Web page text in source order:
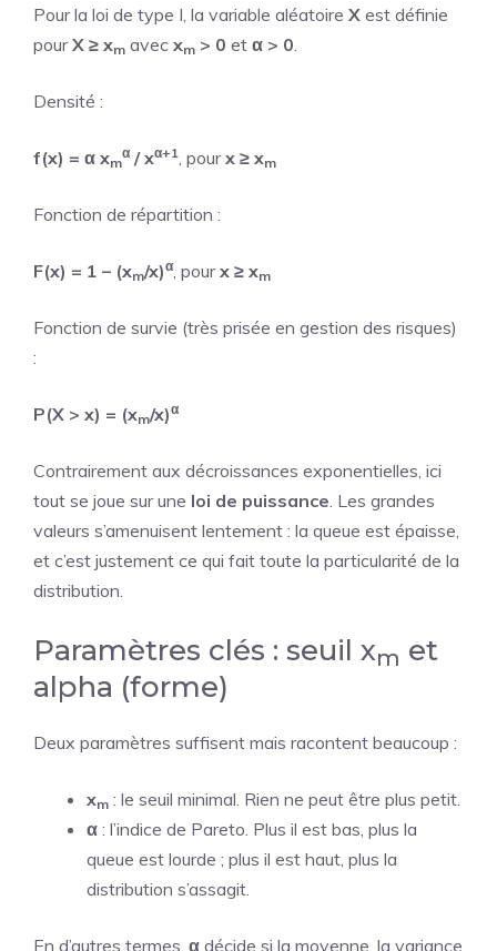
Pour la loi de type I, la variable aléatoire X est définie
pourX ≥ xm avec xm > 0 et α > 0.
Densité :
f(x) = α xm
α / xα+1, pourx ≥ xm
Fonction de répartition :
F(x) = 1 – (xm/x)α, pourx ≥ xm
Fonction de survie (très prisée en gestion des risques)
:
P(X > x) = (xm/x)α
Contrairement aux décroissances exponentielles, ici
tout se joue sur une loi de puissance. Les grandes
valeurs s’amenuisent lentement : la queue est épaisse,
et c’est justement ce qui fait toute la particularité de la
distribution.
Paramètres clés : seuil xm et
alpha (forme)
Deux paramètres suffisent mais racontent beaucoup :
xm : le seuil minimal. Rien ne peut être plus petit.
α : l’indice de Pareto. Plus il est bas, plus la
queue est lourde ; plus il est haut, plus la
distribution s’assagit.
En d’autres termes, α décide si la moyenne, la variance